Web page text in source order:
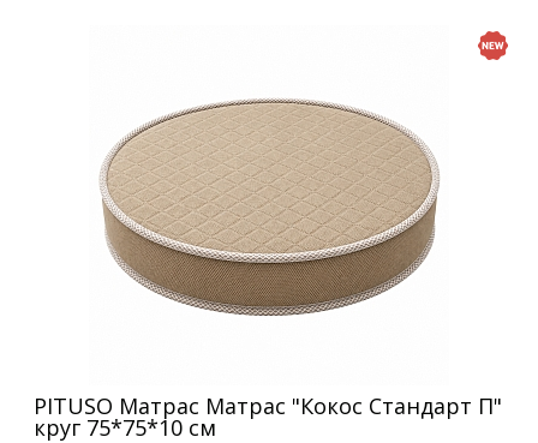
PITUSO Матрас Матрас "Кокос Стандарт П"
круг 75*75*10 см